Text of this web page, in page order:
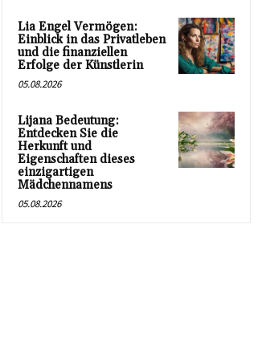
Lia Engel Vermögen:
Einblick in das Privatleben
und die finanziellen
Erfolge der Künstlerin
05.08.2026
Lijana Bedeutung:
Entdecken Sie die
Herkunft und
Eigenschaften dieses
einzigartigen
Mädchennamens
05.08.2026